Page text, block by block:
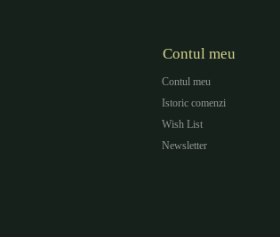
Contul meu
Contul meu
Istoric comenzi
Wish List
Newsletter